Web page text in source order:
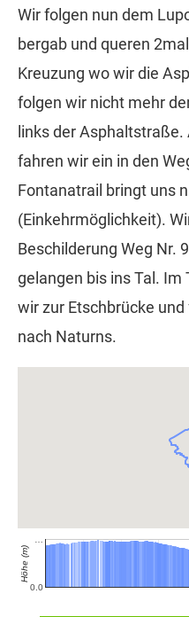
Wir folgen nun dem
bergab und queren
Kreuzung wo wir die
folgen wir nicht mehr
links der
fahren wir ein in den
Fontanatrail bringt uns
(Einkehrmöglichkeit).
Beschilderung Weg Nr.
gelangen bis ins Tal.
wir zur Etschbrücke
nach Naturns.